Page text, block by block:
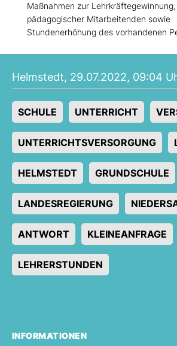
Maßnahmen zur
pädagogischer Mitarbeitenden sowie
Stundenerhöhung des vorhandenen
Helmstedt, 29.07.2022, 09:04
SCHULE UNTERRICHT
UNTERRICHTSVERSORGUNG
HELMSTEDT GRUNDSCHULE
LANDESREGIERUNG
ANTWORT KLEINEANFRAGE
LEHRERSTUNDEN
INFORMATIONEN